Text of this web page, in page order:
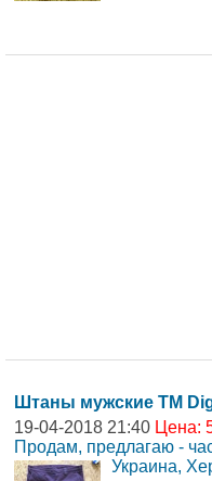
Штаны мужские TM
19-04-2018 21:40 Цена:
Продам, предлагаю -
Украина,